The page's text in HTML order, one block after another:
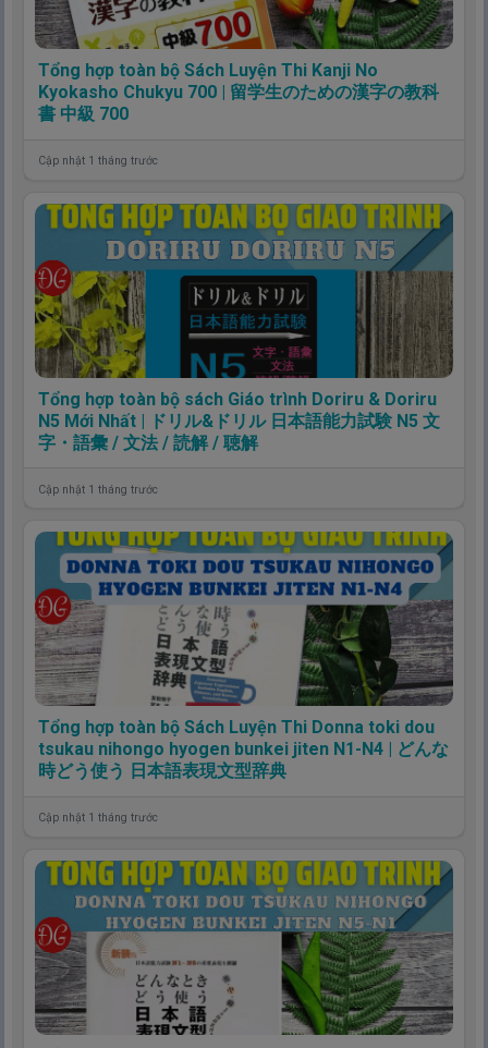
Tổng hợp toàn bộ Sách Luyện Thi Kanji No
Kyokasho Chukyu 700 | 留学生のための漢字の教科
書 中級 700
Cập nhật 1 tháng trước
Tổng hợp toàn bộ sách Giáo trình Doriru & Doriru
N5 Mới Nhất | ドリル&ドリル 日本語能力試験 N5 文
字・語彙 / 文法 / 読解 / 聴解
Cập nhật 1 tháng trước
Tổng hợp toàn bộ Sách Luyện Thi Donna toki dou
tsukau nihongo hyogen bunkei jiten N1-N4 | どんな
時どう使う 日本語表現文型辞典
Cập nhật 1 tháng trước